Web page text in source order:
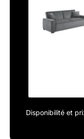
Disponibilité et